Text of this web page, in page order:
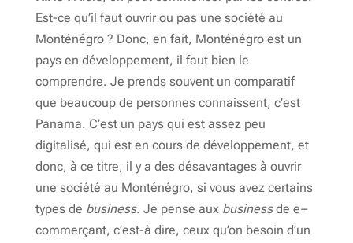
Est-ce qu’il faut ouvrir ou pas une société au
Monténégro ? Donc, en fait, Monténégro est un
pays en développement, il faut bien le
comprendre. Je prends souvent un comparatif
que beaucoup de personnes connaissent, c’est
Panama. C’est un pays qui est assez peu
digitalisé, qui est en cours de développement, et
donc, à ce titre, il y a des désavantages à ouvrir
une société au Monténégro, si vous avez certains
types de business. Je pense aux businessde e–
commerçant, c’est-à dire, ceux qu’on besoin d’un